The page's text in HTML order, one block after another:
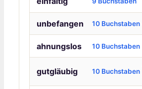
unbefangen 10 Buchstaben
ahnungslos 10 Buchstaben
gutgläubig 10 Buchstaben